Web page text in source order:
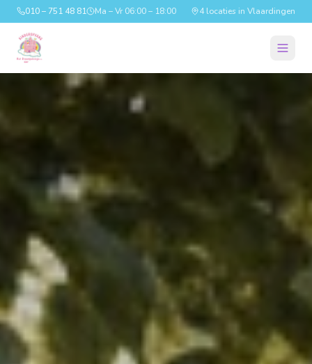
010 – 751 48 81 Ma – Vr 06:00 – 18:00 4 locaties in Vlaardingen